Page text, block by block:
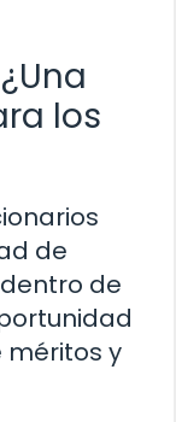
los
de
de
méritos y